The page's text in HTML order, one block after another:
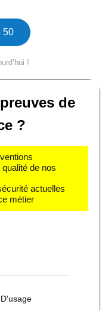
50
!
de
?
de nos
actuelles
métier